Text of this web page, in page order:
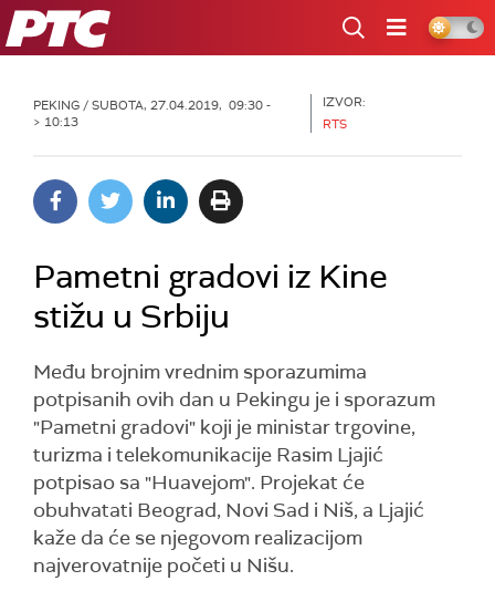
RTS
PEKING / SUBOTA, 27.04.2019, 09:30 -
> 10:13
IZVOR:
RTS
Pametni gradovi iz Kine
stižu u Srbiju
Među brojnim vrednim sporazumima
potpisanih ovih dan u Pekingu je i sporazum
"Pametni gradovi" koji je ministar trgovine,
turizma i telekomunikacije Rasim Ljajić
potpisao sa "Huavejom". Projekat će
obuhvatati Beograd, Novi Sad i Niš, a Ljajić
kaže da će se njegovom realizacijom
najverovatnije početi u Nišu.